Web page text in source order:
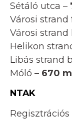
Sétáló utca –
Városi strand
Városi strand
Helikon
Libás strand
Móló – 670 m
NTAK
Regisztrációs